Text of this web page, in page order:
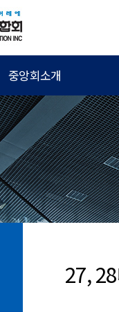
중앙회소개
27,